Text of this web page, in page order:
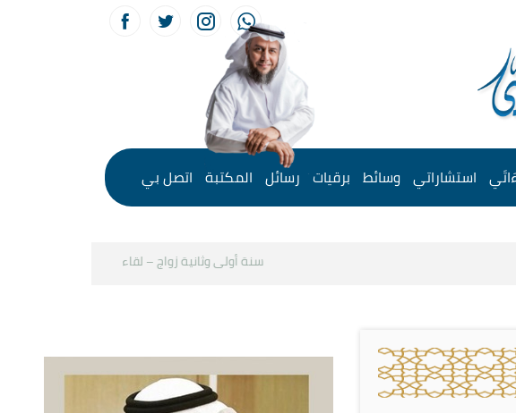
استشاراتي وسائط برقيات رسائل المكتبة اتصل بي
سنة أولى وثانية زواج – لقاء مع د.خالد الحليبي